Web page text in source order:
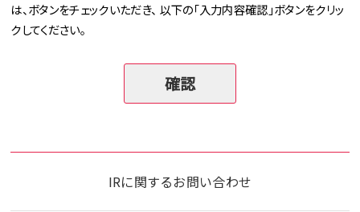
は、ボタンをチェックいただき、 以下の「入力内容確認」ボタンをクリッ
クしてください。
IRに関するお問い合わせ